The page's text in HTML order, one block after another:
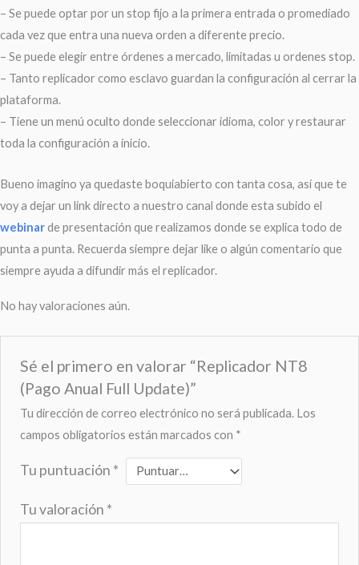
– Se puede optar por un stop fijo a la primera entrada o promediado
cada vez que entra una nueva orden a diferente precio.
– Se puede elegir entre órdenes a mercado, limitadas u ordenes stop.
– Tanto replicador como esclavo guardan la configuración al cerrar la
plataforma.
– Tiene un menú oculto donde seleccionar idioma, color y restaurar
toda la configuración a inicio.
Bueno imagino ya quedaste boquiabierto con tanta cosa, así que te
voy a dejar un link directo a nuestro canal donde esta subido el
webinarde presentación que realizamos donde se explica todo de
punta a punta. Recuerda siempre dejar like o algún comentario que
siempre ayuda a difundir más el replicador.
No hay valoraciones aún.
Sé el primero en valorar “Replicador NT8
(Pago Anual Full Update)”
Tu dirección de correo electrónico no será publicada. Los
campos obligatorios están marcados con *
Tu puntuación *
Tu valoración *